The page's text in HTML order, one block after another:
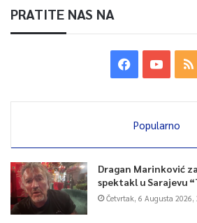
PRATITE NAS NA
Popularno
Dragan Marinković
spektakl u Sarajevu
Četvrtak, 6 Augusta 2026,